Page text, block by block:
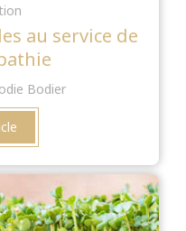
au service de
Bodier